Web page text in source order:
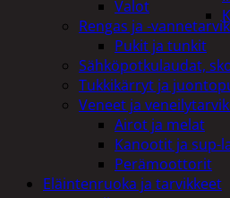
Valot
Rengas ja -
Pukit ja tunkit
Sähköpotkulaudat,
Tukkikärryt ja
Veneet ja
Airot ja melat
Kanootit ja sup-
Perämoottorit
Eläintenruoka ja tarvikkeet